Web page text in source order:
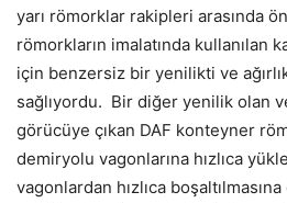
yarı römorklar rakipleri arasında ön
römorkların imalatında kullanılan
için benzersiz bir yenilikti ve
sağlıyordu. Bir diğer yenilik olan
görücüye çıkan DAF konteyner
demiryolu vagonlarına hızlıca
vagonlardan hızlıca